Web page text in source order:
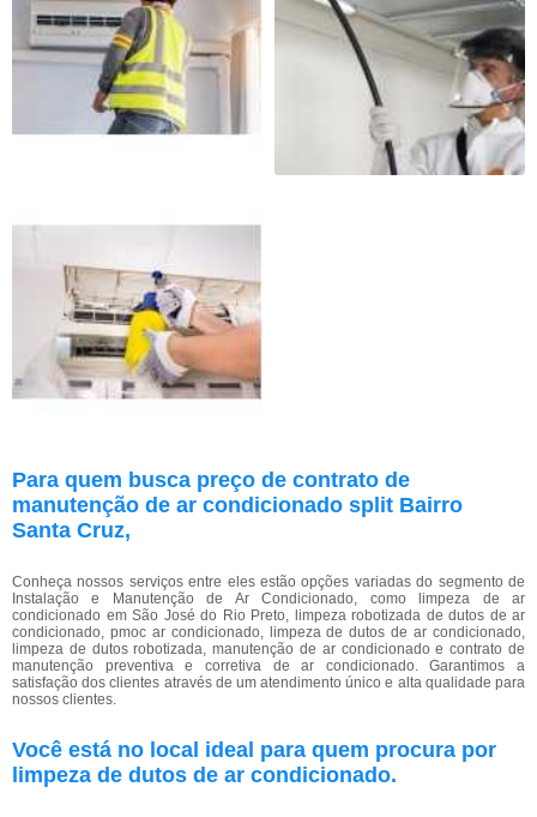
Para quem busca preço de contrato de
manutenção de ar condicionado split Bairro
Santa Cruz,
Conheça nossos serviços entre eles estão opções variadas do segmento de
Instalação e Manutenção de Ar Condicionado, como limpeza de ar
condicionado em São José do Rio Preto, limpeza robotizada de dutos de ar
condicionado, pmoc ar condicionado, limpeza de dutos de ar condicionado,
limpeza de dutos robotizada, manutenção de ar condicionado e contrato de
manutenção preventiva e corretiva de ar condicionado. Garantimos a
satisfação dos clientes através de um atendimento único e alta qualidade para
nossos clientes.
Você está no local ideal para quem procura por
limpeza de dutos de ar condicionado.